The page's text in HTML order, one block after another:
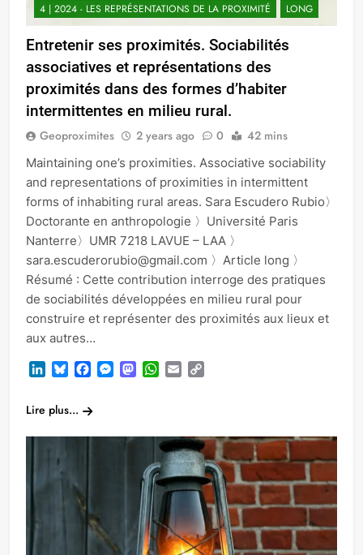
4 | 2024 - LES REPRÉSENTATIONS DE LA PROXIMITÉ LONG
Entretenir ses proximités. Sociabilités
associatives et représentations des
proximités dans des formes d’habiter
intermittentes en milieu rural.
Geoproximites 2 years ago 0 42 mins
Maintaining one’s proximities. Associative sociability
and representations of proximities in intermittent
forms of inhabiting rural areas. Sara Escudero Rubio〉
Doctorante en anthropologie 〉Université Paris
Nanterre〉UMR 7218 LAVUE – LAA 〉
sara.escuderorubio@gmail.com 〉Article long 〉
Résumé : Cette contribution interroge des pratiques
de sociabilités développées en milieu rural pour
construire et représenter des proximités aux lieux et
aux autres…
LinkedInBlueskyFacebook
Messenger
Mastodon
WhatsApp
Email
Lire plus...